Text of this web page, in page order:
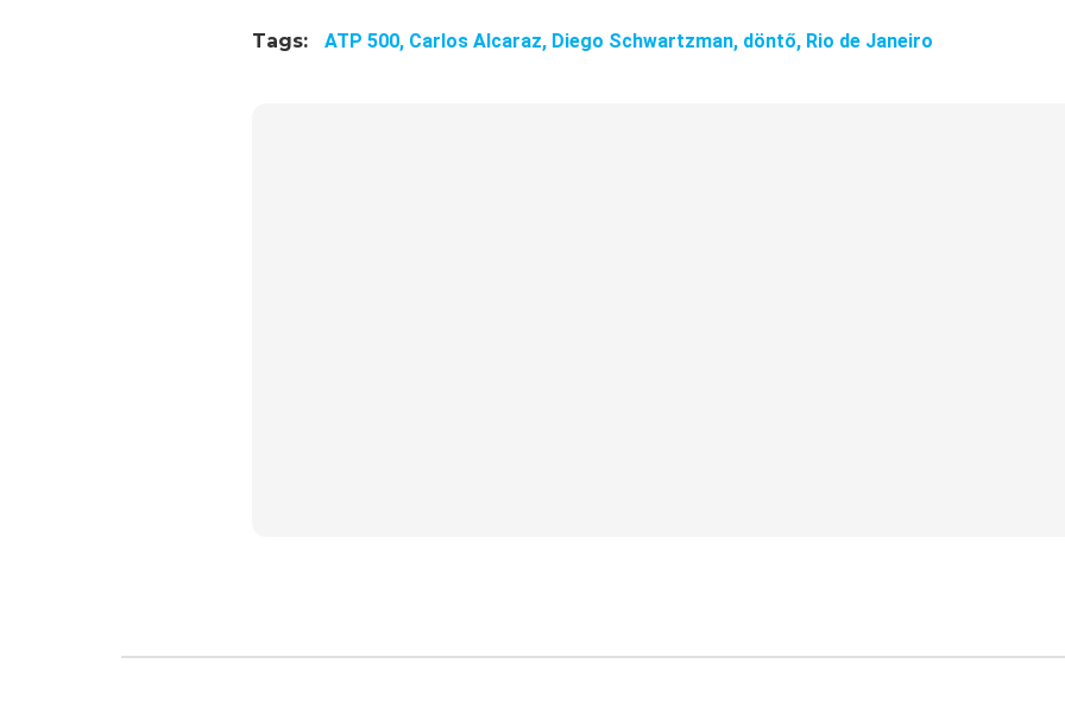
Tags: ATP 500, Carlos Alcaraz, Diego Schwartzman, döntő, Rio de Janeiro